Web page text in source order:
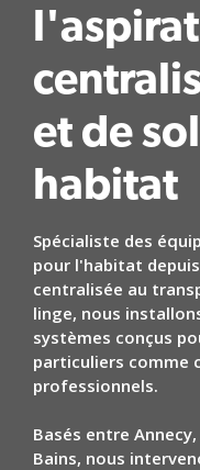
et de
habitat
Spécialiste des
pour l'habitat
centralisée au
linge, nous
systèmes conçus
particuliers comme
professionnels.
Basés entre
Bains, nous